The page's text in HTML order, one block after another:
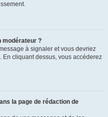
modérateur ?
à signaler et vous devriez
cliquant dessus, vous accéderez
la page de rédaction de